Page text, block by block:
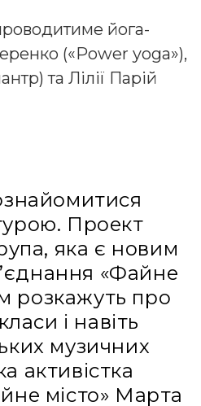
йога-
(«Power yoga»),
та Лілії Парій
Проект
яка є новим
«Файне
розкажуть про
і навіть
музичних
активістка
місто» Марта